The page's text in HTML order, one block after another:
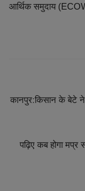
आर्थिक समुदाय
कानपुर:किसान के बेटे ने
पढ़िए कब होगा मप्र